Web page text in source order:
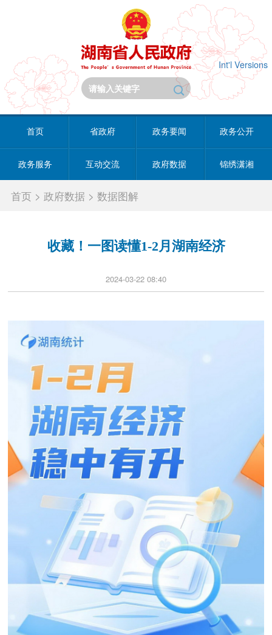
Int'l Versions
首页 省政府 政务要闻 政务公开
政务服务 互动交流 政府数据 锦绣潇湘
首页 >政府数据 >数据图解
收藏！一图读懂1-2月湖南经济
2024-03-22 08:40